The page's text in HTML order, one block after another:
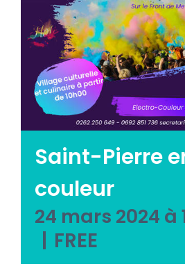
Emploi tourisme
Saint-Pierre
couleur
24 mars 2024 à
| FREE